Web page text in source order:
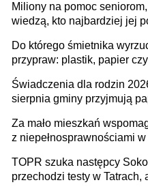
Europie nie ma tak dużych
stołecznych
Miliony na pomoc
wiedzą, kto najbardziej jej
Do którego śmietnika
przypraw: plastik, papier
Świadczenia dla rodzin
sierpnia gminy przyjmują
Za mało mieszkań
z niepełnosprawnościami
TOPR szuka następcy
przechodzi testy w Tatrach,